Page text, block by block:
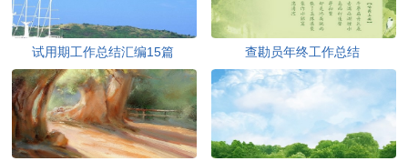
试用期工作总结汇编15篇 查勘员年终工作总结